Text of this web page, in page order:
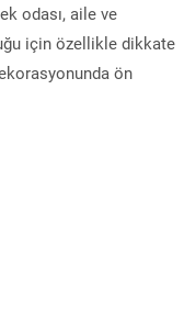
odası, aile ve
için özellikle dikkate
ön